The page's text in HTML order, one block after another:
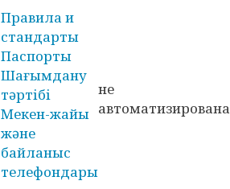
Правила и
стандарты
Паспорты
Шағымдану
тәртібі
Мекен-жайы
және
байланыс
телефондары
не
автоматизирована